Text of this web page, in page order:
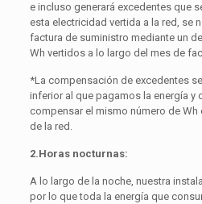
e incluso generará excedentes que
esta electricidad vertida a la red, se
factura de suministro mediante un
Wh vertidos a lo largo del mes de
*La compensación de excedentes
inferior al que pagamos la energía
compensar el mismo número de
de la red.
2.Horas nocturnas:
A lo largo de la noche, nuestra
por lo que toda la energía que